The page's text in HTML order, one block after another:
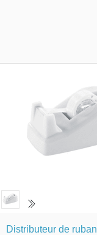
Distributeur de